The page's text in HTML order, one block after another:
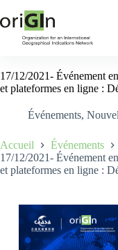
17/12/2021- Événement
et plateformes en ligne :
Événements,
Accueil
Événements
17/12/2021- Événement
et plateformes en ligne :